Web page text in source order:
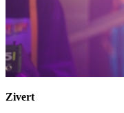
Zivert